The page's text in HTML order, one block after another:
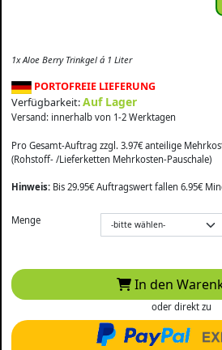
1x Aloe Berry Trinkgel á 1 Liter
PORTOFREIE LIEFERUNG
Verfügbarkeit:Auf Lager
Versand: innerhalb von 1-2 Werktagen
Pro Gesamt-Auftrag zzgl. 3.97€ anteilige
(Rohstoff- /Lieferketten Mehrkosten-Pauschale)
Hinweis: Bis 29.95€ Auftragswert fallen 6.95€
Menge
In den
oder direkt zu